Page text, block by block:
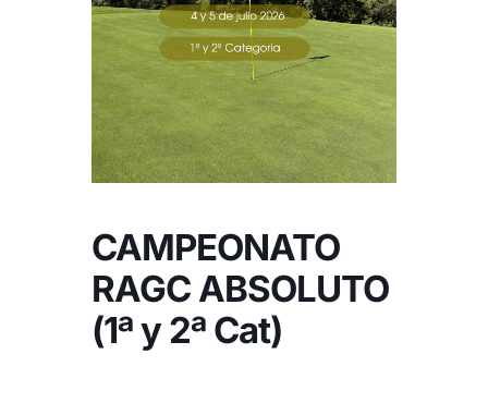
NOTICIAS
HAZTE SOCIO
OFERTAS
RESERVARCAMPEONATO
RAGC ABSOLUTO
(1ª y 2ª Cat)